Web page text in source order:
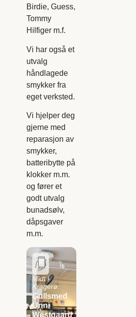
Birdie, Guess,
Tommy
Hilfiger m.f.
Vi har også et
utvalg
håndlagede
smykker fra
eget verksted.
Vi hjelper deg
gjerne med
reparasjon av
smykker,
batteribytte på
klokker m.m.
og fører et
godt utvalg
bunadsølv,
dåpsgaver
m.m.
Midt i
Kragerø:
Gullsmed
Unni
Westgaard